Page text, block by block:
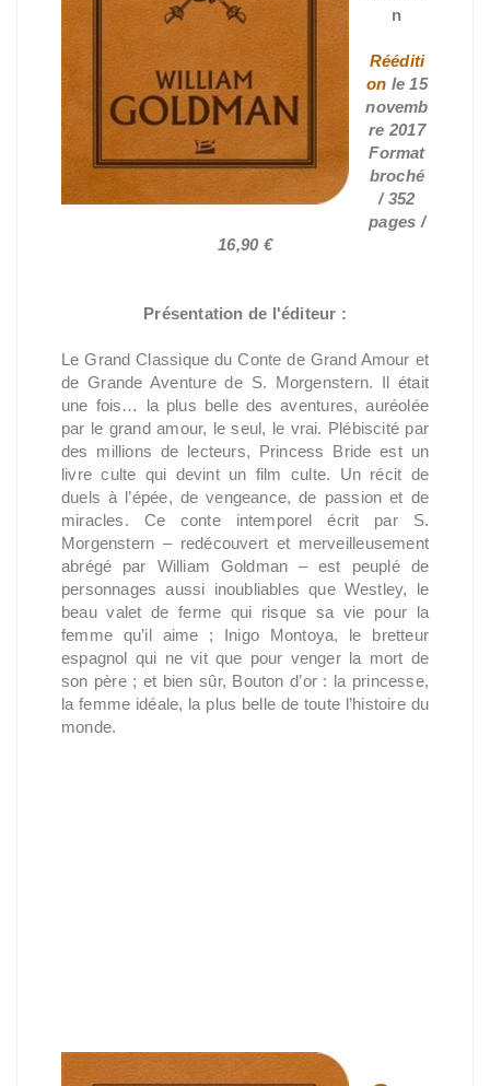
n
Rééditi
on le 15
novemb
re 2017
Format
broché
/ 352
pages /
16,90 €
Présentation de l'éditeur :
Le Grand Classique du Conte de Grand Amour et
de Grande Aventure de S. Morgenstern. Il était
une fois… la plus belle des aventures, auréolée
par le grand amour, le seul, le vrai. Plébiscité par
des millions de lecteurs, Princess Bride est un
livre culte qui devint un film culte. Un récit de
duels à l’épée, de vengeance, de passion et de
miracles. Ce conte intemporel écrit par S.
Morgenstern – redécouvert et merveilleusement
abrégé par William Goldman – est peuplé de
personnages aussi inoubliables que Westley, le
beau valet de ferme qui risque sa vie pour la
femme qu’il aime ; Inigo Montoya, le bretteur
espagnol qui ne vit que pour venger la mort de
son père ; et bien sûr, Bouton d’or : la princesse,
la femme idéale, la plus belle de toute l’histoire du
monde.